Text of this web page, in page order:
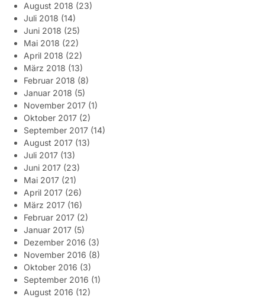
August 2018 (23)
Juli 2018 (14)
Juni 2018 (25)
Mai 2018 (22)
April 2018 (22)
März 2018 (13)
Februar 2018 (8)
Januar 2018 (5)
November 2017 (1)
Oktober 2017 (2)
September 2017 (14)
August 2017 (13)
Juli 2017 (13)
Juni 2017 (23)
Mai 2017 (21)
April 2017 (26)
März 2017 (16)
Februar 2017 (2)
Januar 2017 (5)
Dezember 2016 (3)
November 2016 (8)
Oktober 2016 (3)
September 2016 (1)
August 2016 (12)